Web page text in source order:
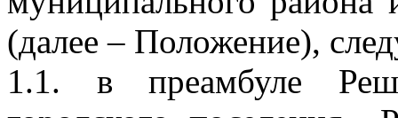
(далее – Положение),
1.1. в преамбуле